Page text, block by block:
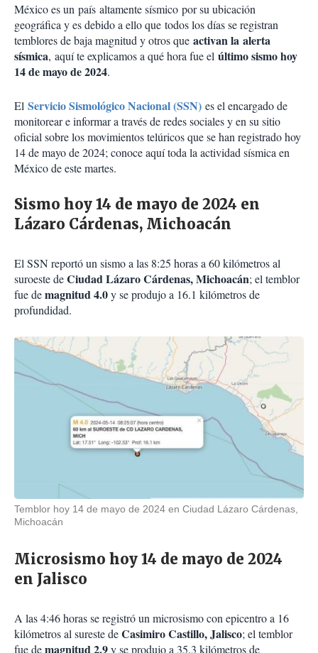
México es un país altamente sísmico por su ubicación
geográfica y es debido a ello que todos los días se registran
temblores de baja magnitud y otros que activan la alerta
sísmica, aquí te explicamos a qué hora fue el último sismo hoy
14 de mayo de 2024.
El Servicio Sismológico Nacional (SSN) es el encargado de
monitorear e informar a través de redes sociales y en su sitio
oficial sobre los movimientos telúricos que se han registrado hoy
14 de mayo de 2024; conoce aquí toda la actividad sísmica en
México de este martes.
Sismo hoy 14 de mayo de 2024 en
Lázaro Cárdenas, Michoacán
El SSN reportó un sismo a las 8:25 horas a 60 kilómetros al
suroeste deCiudad Lázaro Cárdenas, Michoacán; el temblor
fue demagnitud 4.0y se produjo a 16.1 kilómetros de
profundidad.
Temblor hoy 14 de mayo de 2024 en Ciudad Lázaro Cárdenas,
Michoacán
Microsismo hoy 14 de mayo de 2024
en Jalisco
A las 4:46 horas se registró un microsismo con epicentro a 16
kilómetros al sureste deCasimiro Castillo, Jalisco; el temblor
fue demagnitud 2.9y se produjo a 35.3 kilómetros de